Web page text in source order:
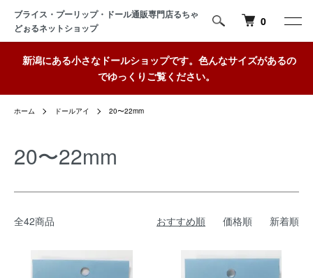
ブライス・プーリップ・ドール通販専門店るちゃ
どぉるネットショップ
0
新潟にある小さなドールショップです。色んなサイズがあるの
でゆっくりご覧ください。
ホーム ドールアイ 20〜22mm
20〜22mm
全42商品 おすすめ順 価格順 新着順